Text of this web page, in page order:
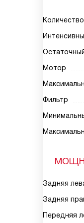
Мотор
Фильтр
Задняя
Задняя
Передняя